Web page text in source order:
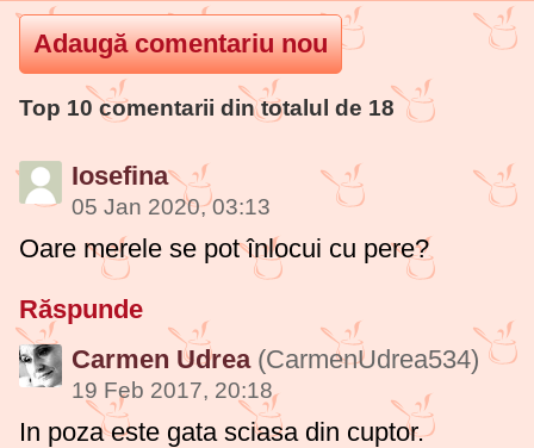
Top 10 comentarii din totalul de 18
Iosefina
05 Jan 2020, 03:13
Oare merele se pot înlocui cu pere?
Răspunde
Carmen Udrea (CarmenUdrea534)
19 Feb 2017, 20:18
In poza este gata sciasa din cuptor.